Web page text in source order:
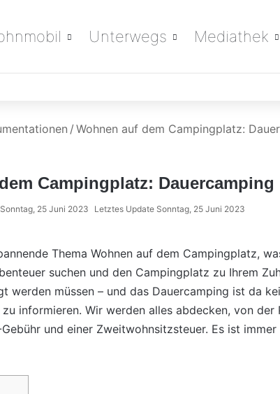
Unterwegs Mediathek
/ Wohnen auf dem Campingplatz:
Campingplatz: Dauercamping
Sonntag, 25 Juni 2023 Letztes Update Sonntag, 25 Juni 2023
Thema Wohnen auf dem Campingplatz,
suchen und den Campingplatz zu Ihrem
müssen – und das Dauercamping ist da
informieren. Wir werden alles abdecken, von
und einer Zweitwohnsitzsteuer. Es ist